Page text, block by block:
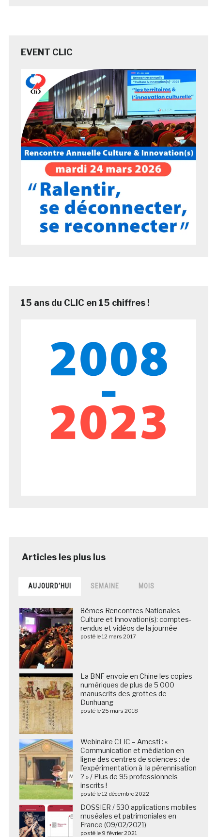
EVENT CLIC
15 ans du CLIC en 15 chiffres !
AUJOURD’HUI SEMAINE MOIS
8èmes Rencontres Nationales
Culture et Innovation(s): comptes-
rendus et vidéos de la journée
posté le 12 mars 2017
La BNF envoie en Chine les copies
numériques de plus de 5 000
manuscrits des grottes de
Dunhuang
posté le 25 mars 2018
Webinaire CLIC – Amcsti : «
Communication et médiation en
ligne des centres de sciences : de
l’expérimentation à la pérennisation
? » / Plus de 95 professionnels
inscrits !
posté le 12 décembre 2022
DOSSIER / 530 applications mobiles
muséales et patrimoniales en
France (09/02/2021)
posté le 9 février 2021